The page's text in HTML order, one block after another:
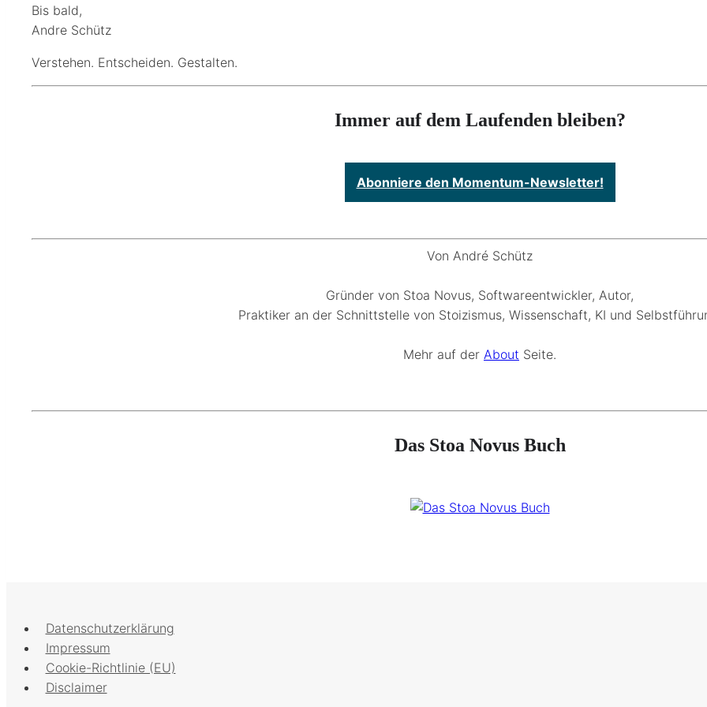
Bis bald,
Andre Schütz
Verstehen. Entscheiden. Gestalten.
Immer auf dem Laufenden bleiben?
Abonniere den Momentum-Newsletter!
Von André Schütz
Gründer von Stoa Novus, Softwareentwickler, Autor,
Praktiker an der Schnittstelle von Stoizismus, Wissenschaft, KI und
Mehr auf der About Seite.
Das Stoa Novus Buch
Datenschutzerklärung
Impressum
Cookie-Richtlinie (EU)
Disclaimer